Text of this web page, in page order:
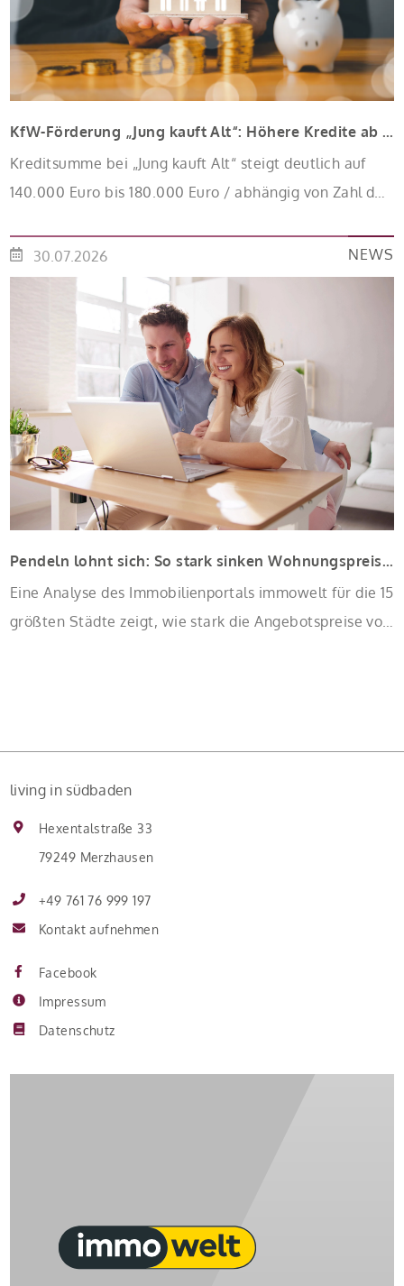
KfW-Förderung „Jung kauft Alt“: Höhere Kredite ab August 2026
Kreditsumme bei „Jung kauft Alt“ steigt deutlich auf
140.000 Euro bis 180.000 Euro / abhängig von Zahl der
verbilligt: Heutiger Zins bei 0,53 Prozent effektiv bei 35
Jahren Laufzeit und 10 Jahren Zinsbindung
Antragstellende verpflichten sich zu energetischer
Sanierung binnen 54 Monaten nach Förderzusage /
Sanierung in Einzelmaßnahmen […]
30.07.2026 NEWS
Pendeln lohnt sich: So stark sinken Wohnungspreise im Umland
Eine Analyse des Immobilienportals immowelt für die 15
größten Städte zeigt, wie stark die Angebotspreise von
living in südbaden
Hexentalstraße 33
79249 Merzhausen
+49 761 76 999 197
Kontakt aufnehmen
Facebook
Impressum
Datenschutz